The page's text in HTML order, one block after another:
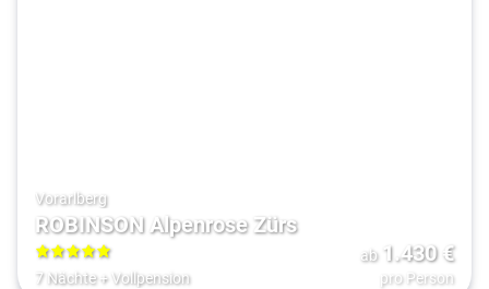
Vorarlberg
ROBINSON Alpenrose Zürs
5
7 Nächte+ Vollpension
ab 1.430€
pro Person